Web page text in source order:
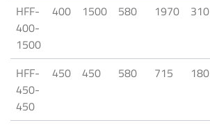
HFF-
400-
1500
400 1500 580 1970 310
HFF-
450-
450
450 450 580 715 180